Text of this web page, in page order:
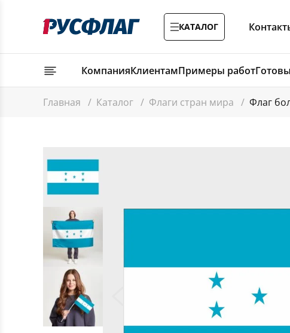
КАТАЛОГ
КомпанияКлиентамПримеры работ
Главная / Каталог / Флаги стран мира / Флаг